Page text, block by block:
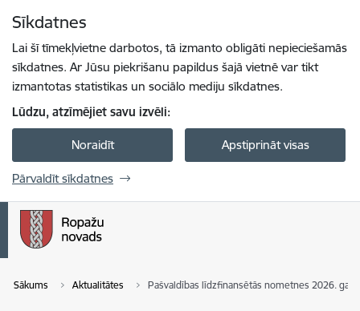
Sīkdatnes
Lai šī tīmekļvietne darbotos, tā izmanto obligāti nepieciešamās
sīkdatnes. Ar Jūsu piekrišanu papildus šajā vietnē var tikt
izmantotas statistikas un sociālo mediju sīkdatnes.
Lūdzu, atzīmējiet savu izvēli:
Noraidīt Apstiprināt visas
Pārvaldīt sīkdatnes
Sākums Aktualitātes Pašvaldības līdzfinansētās nometnes 2026.